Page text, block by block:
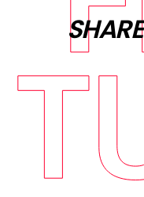
SHARE